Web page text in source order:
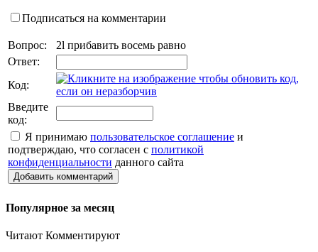
Подписаться на комментарии
Вопрос:
2l прибавить восемь равно
Ответ:
Код:
Введите
код:
Я принимаю пользовательское соглашение и
подтверждаю, что согласен с политикой
конфиденциальности данного сайта
Добавить комментарий
Популярное за месяц
Читают Комментируют